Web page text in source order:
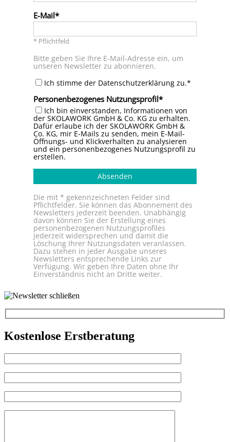
E-Mail
* Pflichtfeld
Bitte geben Sie Ihre E-Mail-Adresse ein, um
unseren Newsletter zu abonnieren.
Ich stimme der Datenschutzerklärung zu.*
Personenbezogenes Nutzungsprofil
Ich bin einverstanden, Informationen von
der SKOLAWORK GmbH & Co. KG zu erhalten.
Dafür erlaube ich der SKOLAWORK GmbH &
Co. KG, mir E-Mails zu senden, mein E-Mail-
Öffnungs- und Klickverhalten zu analysieren
und ein personenbezogenes Nutzungsprofil zu
erstellen.
Absenden
Die mit * gekennzeichneten Felder sind
Pflichtfelder. Sie können das Abonnement des
Newsletters jederzeit beenden. Unabhängig
davon können Sie der Erstellung eines
personenbezogenen Nutzungsprofiles
jederzeit widersprechen und damit die
Löschung Ihrer Nutzungsdaten veranlassen.
Dazu stehen in jeder Ausgabe unseres
Newsletters entsprechende Links zur
Verfügung. Wir geben Ihre Daten ohne Ihr
Einverständnis nicht an Dritte weiter.
Kostenlose Erstberatung